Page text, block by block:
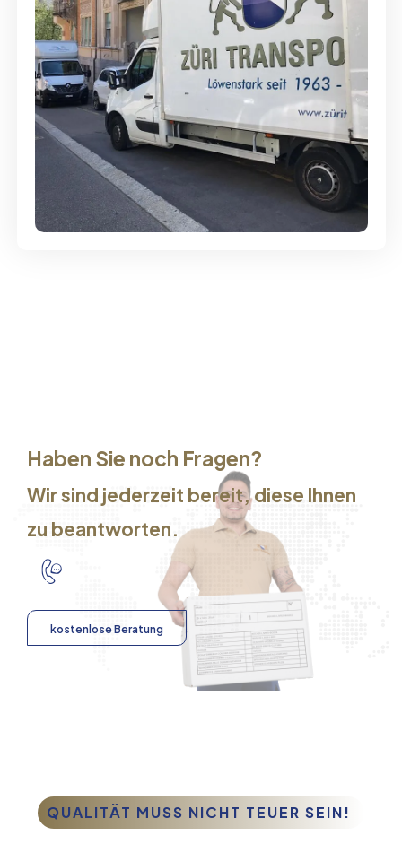
Günstige Umzüge - Hervorragender
Service
Haben Sie noch Fragen?
Wir sind jederzeit bereit, diese Ihnen
zu beantworten.
kostenlose Beratung
QUALITÄT MUSS NICHT TEUER SEIN!